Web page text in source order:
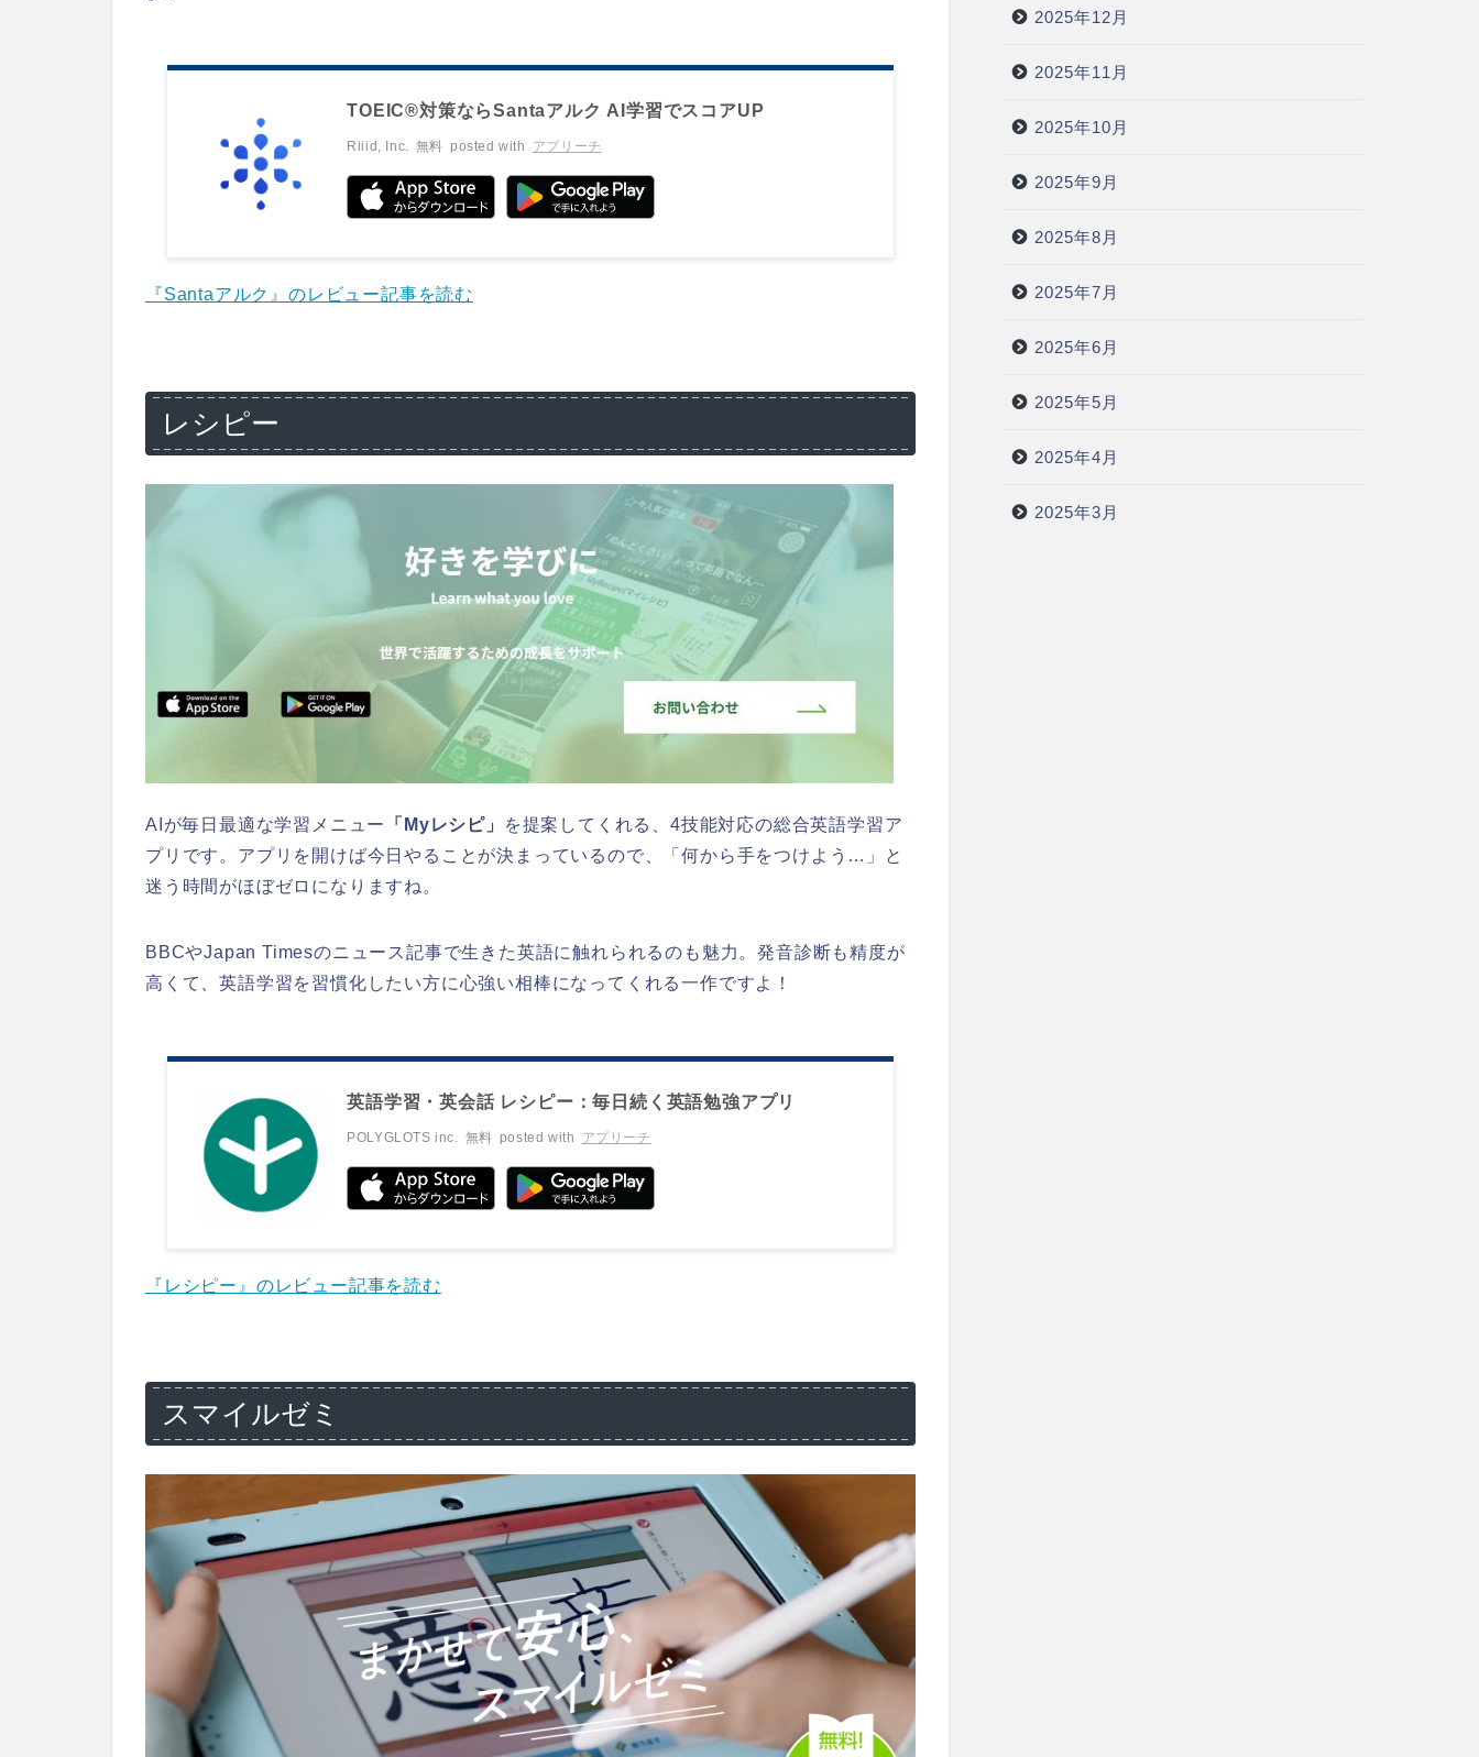
TOEIC®対策ならSantaアルク AI学習でスコアUP
Riiid, Inc. 無料 posted with アプリーチ
『Santaアルク』のレビュー記事を読む
レシピー
AIが毎日最適な学習メニュー 「Myレシピ」
を提案してくれる、4技能対応の総合英語学習ア
プリです。アプリを開けば今日やることが決まっているので、「何から手をつけよう…」と
迷う時間がほぼゼロになりますね。
BBCやJapan Timesのニュース記事で生きた英語に触れられるのも魅力。発音診断も精度が
高くて、英語学習を習慣化したい方に心強い相棒になってくれる一作ですよ！
英語学習・英会話 レシピー：毎日続く英語勉強アプリ
POLYGLOTS inc. 無料 posted with アプリーチ
『レシピー』のレビュー記事を読む
スマイルゼミ
2025年12月
2025年11月
2025年10月
2025年9月
2025年8月
2025年7月
2025年6月
2025年5月
2025年4月
2025年3月